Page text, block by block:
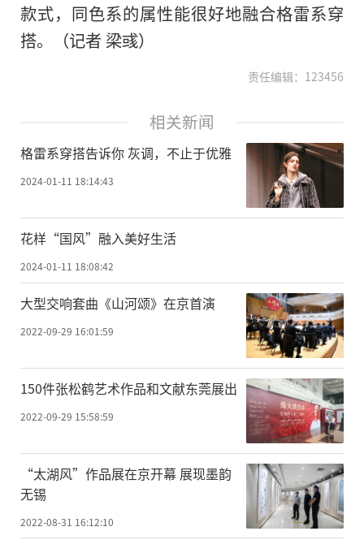
款式，同色系的属性能很好地融合格雷系穿
搭。（记者 梁彧）
责任编辑：123456
相关新闻
格雷系穿搭告诉你 灰调，不止于优雅
2024-01-11 18:14:43
花样“国风”融入美好生活
2024-01-11 18:08:42
大型交响套曲《山河颂》在京首演
2022-09-29 16:01:59
150件张松鹤艺术作品和文献东莞展出
2022-09-29 15:58:59
“太湖风”作品展在京开幕 展现墨韵
无锡
2022-08-31 16:12:10